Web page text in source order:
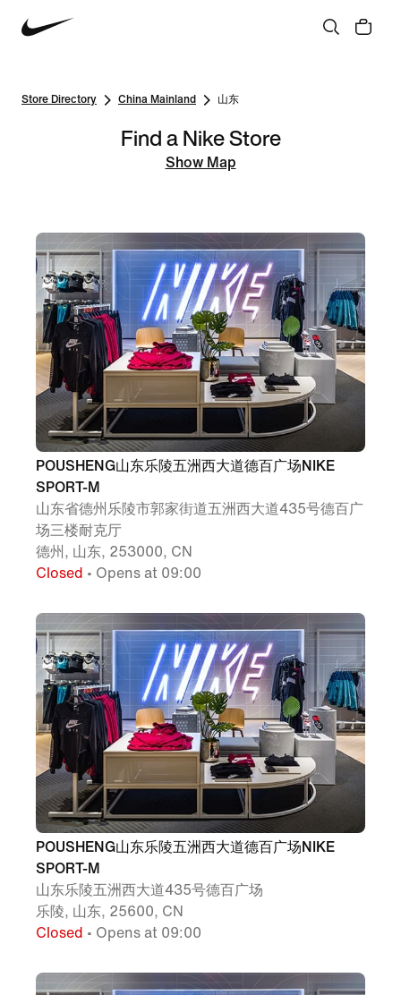
Store Directory China Mainland 山东
Find a Nike Store
Show Map
POUSHENG山东乐陵五洲西大道德百广场NIKE
SPORT-M
山东省德州乐陵市郭家街道五洲西大道435号德百广
场三楼耐克厅
德州, 山东, 253000, CN
Closed • Opens at 09:00
POUSHENG山东乐陵五洲西大道德百广场NIKE
SPORT-M
山东乐陵五洲西大道435号德百广场
乐陵, 山东, 25600, CN
Closed • Opens at 09:00